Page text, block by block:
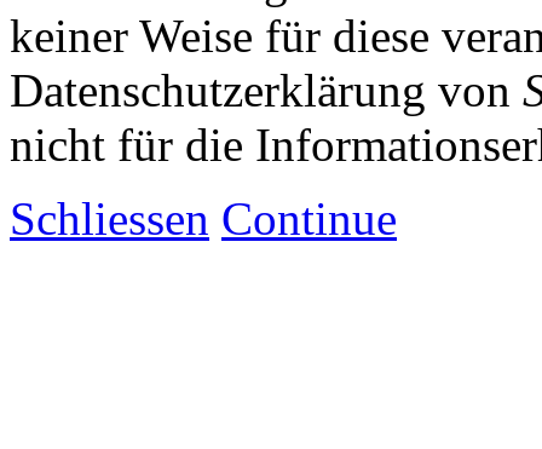
keiner Weise für diese
Datenschutzerklärung von
nicht für die
Schliessen Continue